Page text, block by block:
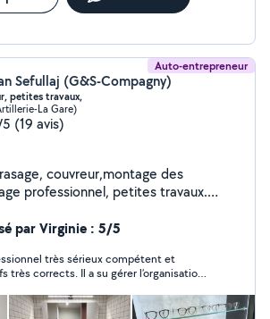
Auto-entrepreneur
Sefullaj (G&S-Compagny)
petites travaux,
La Gare)
(19 avis)
couvreur,montage des
professionnel, petites travaux.
par Virginie : 5/5
très sérieux compétent et
très corrects. Il a su gérer l’organisation
Je referai appel à ses services.